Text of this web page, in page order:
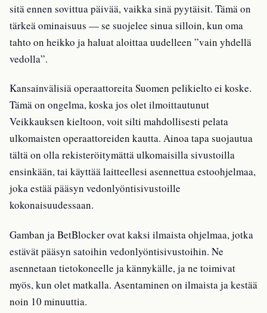
sitä ennen sovittua päivää, vaikka sinä pyytäisit. Tämä on
tärkeä ominaisuus — se suojelee sinua silloin, kun oma
tahto on heikko ja haluat aloittaa uudelleen ”vain yhdellä
vedolla”.
Kansainvälisiä operaattoreita Suomen pelikielto ei koske.
Tämä on ongelma, koska jos olet ilmoittautunut
Veikkauksen kieltoon, voit silti mahdollisesti pelata
ulkomaisten operaattoreiden kautta. Ainoa tapa suojautua
tältä on olla rekisteröitymättä ulkomaisilla sivustoilla
ensinkään, tai käyttää laitteellesi asennettua estoohjelmaa,
joka estää pääsyn vedonlyöntisivustoille
kokonaisuudessaan.
Gamban ja BetBlocker ovat kaksi ilmaista ohjelmaa, jotka
estävät pääsyn satoihin vedonlyöntisivustoihin. Ne
asennetaan tietokoneelle ja kännykälle, ja ne toimivat
myös, kun olet matkalla. Asentaminen on ilmaista ja kestää
noin 10 minuuttia.